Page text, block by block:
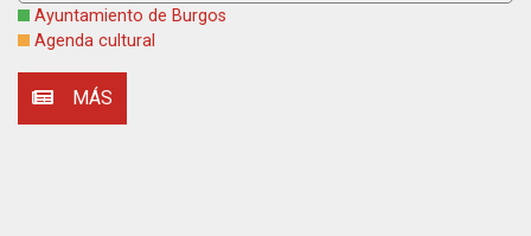
Ayuntamiento de Burgos
Agenda cultural
MÁS